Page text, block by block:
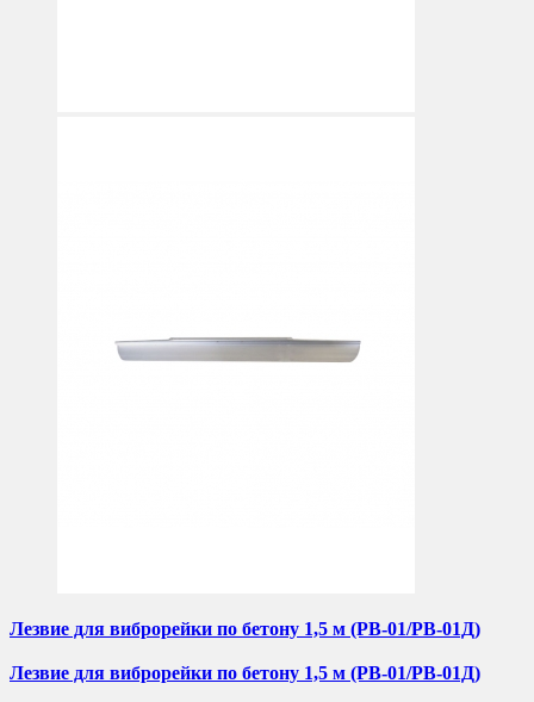
Лезвие для виброрейки по бетону 1,5 м (РВ-01/РВ-01Д)
Лезвие для виброрейки по бетону 1,5 м (РВ-01/РВ-01Д)